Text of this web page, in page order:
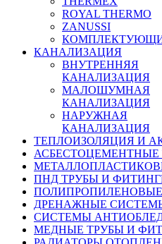
ROYAL THERMO
ZANUSSI
КАНАЛИЗАЦИЯ
ВНУТРЕННЯЯ
КАНАЛИЗАЦИЯ
МАЛОШУМНАЯ
КАНАЛИЗАЦИЯ
НАРУЖНАЯ
КАНАЛИЗАЦИЯ
ТЕПЛОИЗОЛЯЦИЯ И
ПНД ТРУБЫ И
ДРЕНАЖНЫЕ
СИСТЕМЫ
МЕДНЫЕ ТРУБЫ И